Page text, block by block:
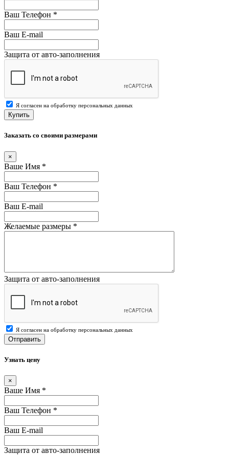
Ваш Телефон *
Ваш E-mail
Защита от авто-заполнения
Я согласен на обработку персональных данных
Купить
Заказать со своими размерами
×
Ваше Имя *
Ваш Телефон *
Ваш E-mail
Желаемые размеры *
Защита от авто-заполнения
Я согласен на обработку персональных данных
Отправить
Узнать цену
×
Ваше Имя *
Ваш Телефон *
Ваш E-mail
Защита от авто-заполнения